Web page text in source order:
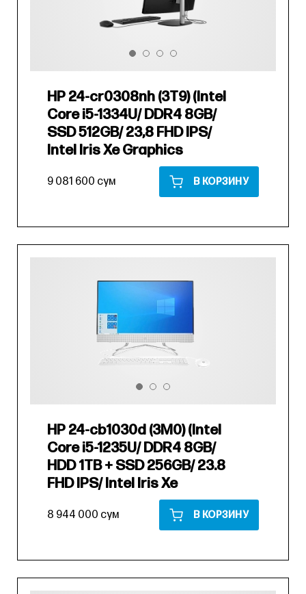
HP 24-cr0308nh (3T9) (Intel
Core i5-1334U/ DDR4 8GB/
SSD 512GB/ 23,8 FHD IPS/
Intel Iris Xe Graphics
9 081 600 сум В КОРЗИНУ
HP 24-cb1030d (3M0) (Intel
Core i5-1235U/ DDR4 8GB/
HDD 1TB + SSD 256GB/ 23.8
FHD IPS/ Intel Iris Xe
8 944 000 сум В КОРЗИНУ